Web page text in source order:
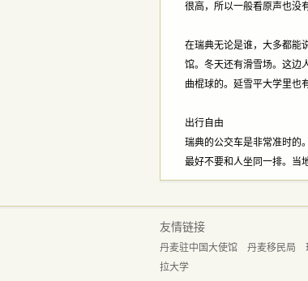
很高，所以一般看原声也没
在瑞典无论是谁，大多都能
馆。冬天还有滑雪场。这边
曲棍球的。延雪平大学里也
出行自由
瑞典的公交车是非常准时的
最好不要和人坐同一排。当
友情链接
丹麦驻中国大使馆 丹麦移民局
拉大学